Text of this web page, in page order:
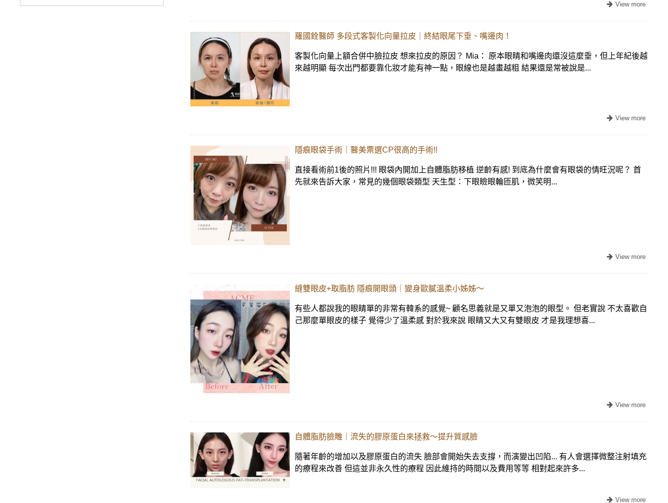
羅國銓醫師 多段式客製化向量拉皮｜終結眼尾下垂、嘴邊肉！
客製化向量上額合併中臉拉皮 想來拉皮的原因？ Mia： 原本眼睛和嘴邊肉還沒這麼垂，但上年紀後越
來越明顯 每次出門都要靠化妝才能有神一點，眼線也是越畫越粗 結果還是常被說是...
隱痕眼袋手術｜醫美票選CP很高的手術!!
直接看術前1後的照片!!! 眼袋內開加上自體脂肪移植 逆齡有感! 到底為什麼會有眼袋的情旺況呢？ 首
先就來告訴大家，常見的幾個眼袋類型 天生型：下眼瞼眼輪匝肌，微笑明...
縫雙眼皮+取脂肪 隱痕開眼頭｜變身歐膩溫柔小姊姊～
有些人都說我的眼睛單的非常有韓系的感覺~ 顧名思義就是又單又泡泡的眼型。 但老實說 不太喜歡自
己那麼單眼皮的樣子 覺得少了溫柔感 對於我來說 眼睛又大又有雙眼皮 才是我理想喜...
自體脂肪臉雕｜流失的膠原蛋白來拯救～提升質感臉
隨著年齡的增加以及膠原蛋白的流失 臉部會開始失去支撐，而演變出凹陷... 有人會選擇微整注射填充
的療程來改善 但這並非永久性的療程 因此維持的時間以及費用等等 相對起來許多...